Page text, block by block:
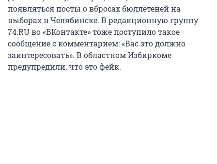
появляться посты о вбросах бюллетеней на
выборах в Челябинске. В редакционную группу
74.RU во «ВКонтакте» тоже поступило такое
сообщение с комментарием: «Вас это должно
заинтересовать». В областном Избиркоме
предупредили, что это фейк.